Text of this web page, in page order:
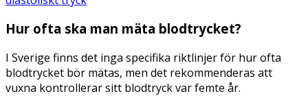
Hur ofta ska man mäta blodtrycket?
I Sverige finns det inga specifika riktlinjer för hur ofta
blodtrycket bör mätas, men det rekommenderas att
vuxna kontrollerar sitt blodtryck var femte år.